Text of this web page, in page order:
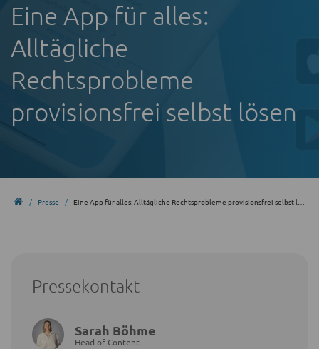
Eine App für alles:
Alltägliche
Rechtsprobleme
provisionsfrei selbst lösen
Presse Eine App für alles: Alltägliche Rechtsprobleme provisionsfrei selbst lösen
Pressekontakt
Sarah Böhme
Head of Content